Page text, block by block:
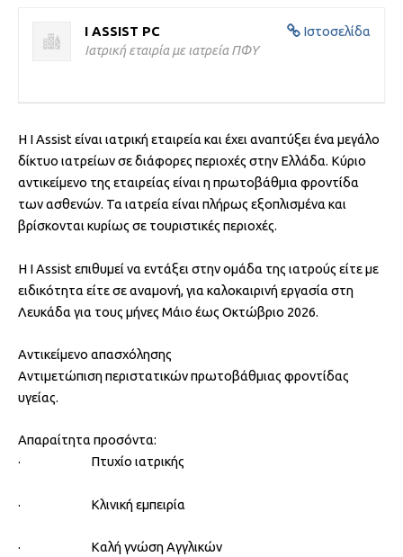
Ιστοσελίδα
I ASSIST PC
Ιατρική εταιρία με ιατρεία ΠΦΥ
Η I Assist είναι ιατρική εταιρεία και έχει αναπτύξει ένα μεγάλο
δίκτυο ιατρείων σε διάφορες περιοχές στην Ελλάδα. Κύριο
αντικείμενο της εταιρείας είναι η πρωτοβάθμια φροντίδα
των ασθενών. Τα ιατρεία είναι πλήρως εξοπλισμένα και
βρίσκονται κυρίως σε τουριστικές περιοχές.
Η I Assist επιθυμεί να εντάξει στην ομάδα της ιατρούς είτε με
ειδικότητα είτε σε αναμονή, για καλοκαιρινή εργασία στη
Λευκάδα για τους μήνες Μάιο έως Οκτώβριο 2026.
Αντικείμενο απασχόλησης
Αντιμετώπιση περιστατικών πρωτοβάθμιας φροντίδας
υγείας.
Απαραίτητα προσόντα:
· Πτυχίο ιατρικής
· Κλινική εμπειρία
· Καλή γνώση Αγγλικών